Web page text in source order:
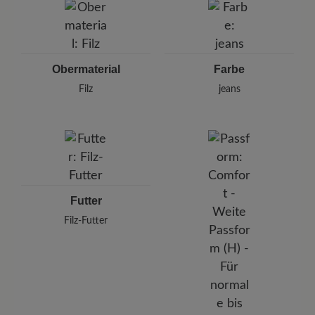
Weinbergstr. 15, 93413 Cham, Deutschland
Obermaterial
Filz
Farbe
jeans
Futter
Filz-Futter